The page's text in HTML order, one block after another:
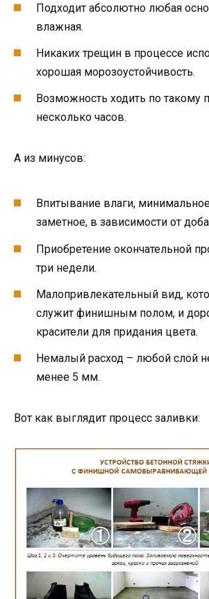
Подходит абсолютно любая
влажная.
Никаких трещин в процессе
хорошая морозоустойчивость.
Возможность ходить по такому
несколько часов.
А из минусов:
Впитывание влаги,
заметное, в зависимости от
Приобретение окончательной
три недели.
Малопривлекательный вид,
служит финишным полом, и
красители для придания цвета.
Немалый расход – любой слой
менее 5 мм.
Вот как выглядит процесс заливки: